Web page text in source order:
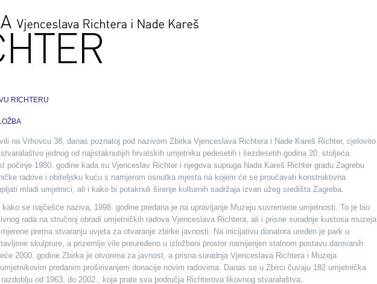
RICHTERU
na Vrhovcu 38, danas poznatoj pod nazivom Zbirka Vjenceslava Richtera i Nade Kareš Richter, cjelovito
jednog od najistaknutijih hrvatskih umjetnika pedesetih i šezdesetih godina 20. stoljeća.
počinje 1980. godine kada su Vjenceslav Richter i njegova supruga Nada Kareš Richter gradu Zagrebu
radove i obiteljsku kuću s namjerom osnutka mjesta na kojem će se proučavati konstruktivna
mladi umjetnici, ali i kako bi potaknuli širenje kulturnih sadržaja izvan užeg središta Zagreba.
kako se najčešće naziva, 1998. godine predana je na upravljanje Muzeju suvremene umjetnosti. To je bio
rada na stručnoj obradi umjetničkih radova Vjenceslava Richtera, ali i prisne suradnje kustosa muzeja
prema stvaranju uvjeta za otvaranje zbirke javnosti. Na inicijativu donatora uređen je park u
skulpture, a prizemlje vile preuređeno u izložbeni prostor namijenjen stalnom postavu darovanih
2000. godine Zbirka je otvorena za javnost, a prisna suradnja Vjenceslava Richtera i Muzeja
predanim proširivanjem donacije novim radovima. Danas se u Zbirci čuvaju 182 umjetnička
od 1963. do 2002., koja prate sva područja Richterova likovnog stvaralaštva.